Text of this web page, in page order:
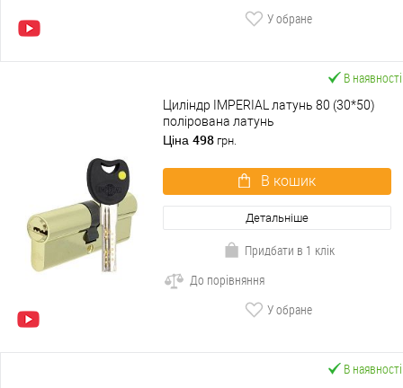
У обране
В наявності
Циліндр IMPERIAL латунь 80 (30*50)
полірована латунь
Ціна 498 грн.
В кошик
Детальніше
Придбати в 1 клік
До порівняння
У обране
В наявності